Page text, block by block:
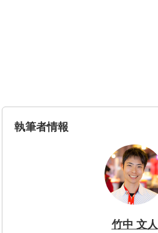
執筆者情報
竹中 文人